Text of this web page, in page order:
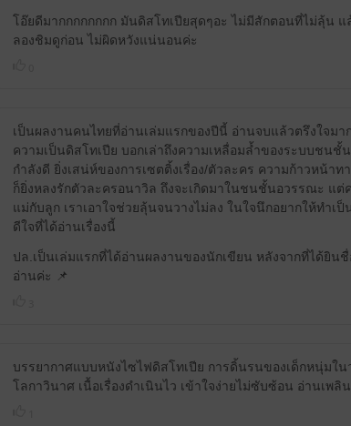
โอ๊ยดีมากกกกกกกก มันดิสโทเปียสุดๆอะ ไม่มีสักตอนที่ไม่ลุ้น
ลองชิมดูก่อน ไม่ผิดหวังแน่นอนค่ะ
เป็นผลงานคนไทยที่อ่านเล่มแรกของปีนี้ อ่านจบแล้วตรึงใจม
ความเป็นดิสโทเปีย บอกเล่าถึงความเหลื่อมล้ำของระบบชน
กำลังดี ยิ่งเสน่ห์ของการเซตติ้งเรื่อง/ตัวละคร ความก้าวหน้าท
ก็ยิ่งหลงรักตัวละครอนาวิล ถึงจะเกิดมาในชนชั้นอวรรณะ แต่
แม่กับลูก เราเอาใจช่วยลุ้นจนวางไม่ลง ในใจนึกอยากให้ทำ
ดีใจที่ได้อ่านเรื่องนี้
ปล.เป็นเล่มแรกที่ได้อ่านผลงานของนักเขียน หลังจากที่ได้ยิน
อ่านค่ะ 📌
บรรยากาศแบบหนังไซไฟดิสโทเปีย การดิ้นรนของเด็กหนุ่ม
โลกาวินาศ เนื้อเรื่องดำเนินไว เข้าใจง่ายไม่ซับซ้อน อ่านเพลิ